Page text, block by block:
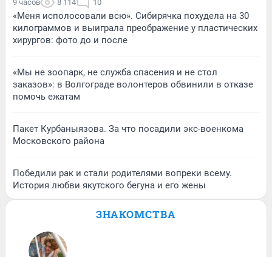
9 часов 8 114 10
«Меня исполосовали всю». Сибирячка похудела на 30
килограммов и выиграла преображение у пластических
хирургов: фото до и после
«Мы не зоопарк, не служба спасения и не стол
заказов»: в Волгограде волонтеров обвинили в отказе
помочь ежатам
Пакет Курбаныязова. За что посадили экс-военкома
Московского района
Победили рак и стали родителями вопреки всему.
История любви якутского бегуна и его жены
ЗНАКОМСТВА